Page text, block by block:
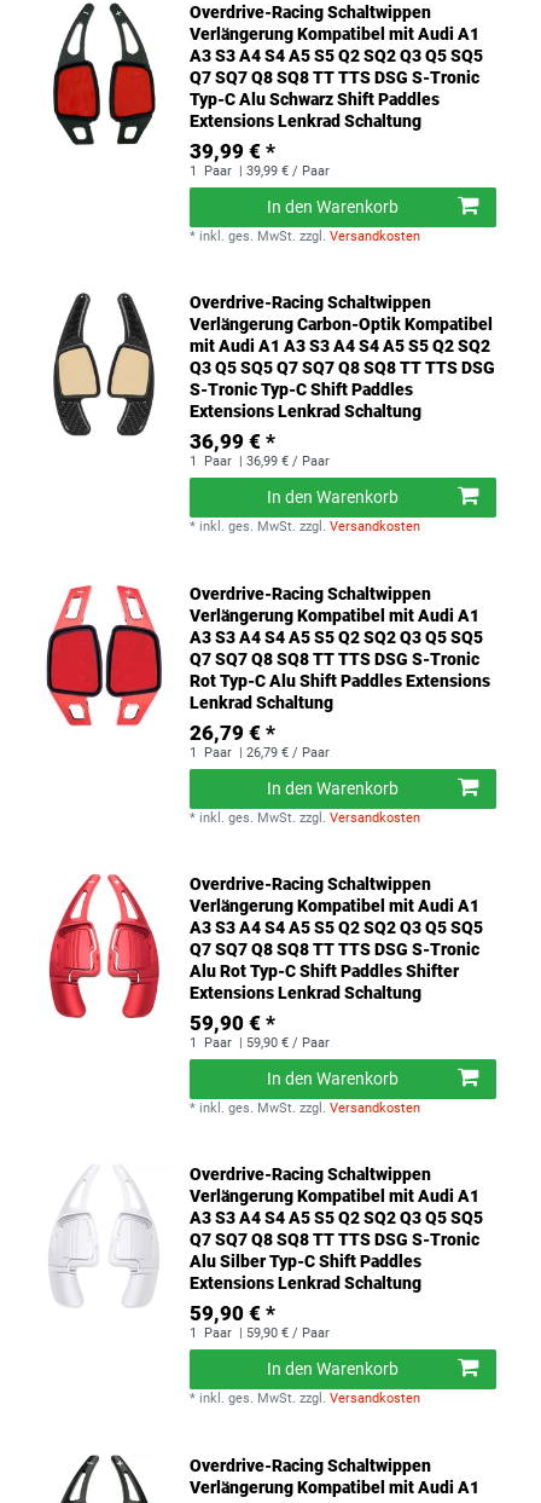
Overdrive-Racing Schaltwippen
Verlängerung Kompatibel mit Audi A1
A3 S3 A4 S4 A5 S5 Q2 SQ2 Q3 Q5 SQ5
Q7 SQ7 Q8 SQ8 TT TTS DSG S-Tronic
Typ-C Alu Schwarz Shift Paddles
Extensions Lenkrad Schaltung
39,99 € *
1 Paar | 39,99 € / Paar
In den Warenkorb
* inkl. ges. MwSt. zzgl.Versandkosten
Overdrive-Racing Schaltwippen
Verlängerung Carbon-Optik Kompatibel
mit Audi A1 A3 S3 A4 S4 A5 S5 Q2 SQ2
Q3 Q5 SQ5 Q7 SQ7 Q8 SQ8 TT TTS DSG
S-Tronic Typ-C Shift Paddles
Extensions Lenkrad Schaltung
36,99 € *
1 Paar | 36,99 € / Paar
In den Warenkorb
* inkl. ges. MwSt. zzgl.Versandkosten
Overdrive-Racing Schaltwippen
Verlängerung Kompatibel mit Audi A1
A3 S3 A4 S4 A5 S5 Q2 SQ2 Q3 Q5 SQ5
Q7 SQ7 Q8 SQ8 TT TTS DSG S-Tronic
Rot Typ-C Alu Shift Paddles Extensions
Lenkrad Schaltung
26,79 € *
1 Paar | 26,79 € / Paar
In den Warenkorb
* inkl. ges. MwSt. zzgl.Versandkosten
Overdrive-Racing Schaltwippen
Verlängerung Kompatibel mit Audi A1
A3 S3 A4 S4 A5 S5 Q2 SQ2 Q3 Q5 SQ5
Q7 SQ7 Q8 SQ8 TT TTS DSG S-Tronic
Alu Rot Typ-C Shift Paddles Shifter
Extensions Lenkrad Schaltung
59,90 € *
1 Paar | 59,90 € / Paar
In den Warenkorb
* inkl. ges. MwSt. zzgl.Versandkosten
Overdrive-Racing Schaltwippen
Verlängerung Kompatibel mit Audi A1
A3 S3 A4 S4 A5 S5 Q2 SQ2 Q3 Q5 SQ5
Q7 SQ7 Q8 SQ8 TT TTS DSG S-Tronic
Alu Silber Typ-C Shift Paddles
Extensions Lenkrad Schaltung
59,90 € *
1 Paar | 59,90 € / Paar
In den Warenkorb
* inkl. ges. MwSt. zzgl.Versandkosten
Overdrive-Racing Schaltwippen
Verlängerung Kompatibel mit Audi A1